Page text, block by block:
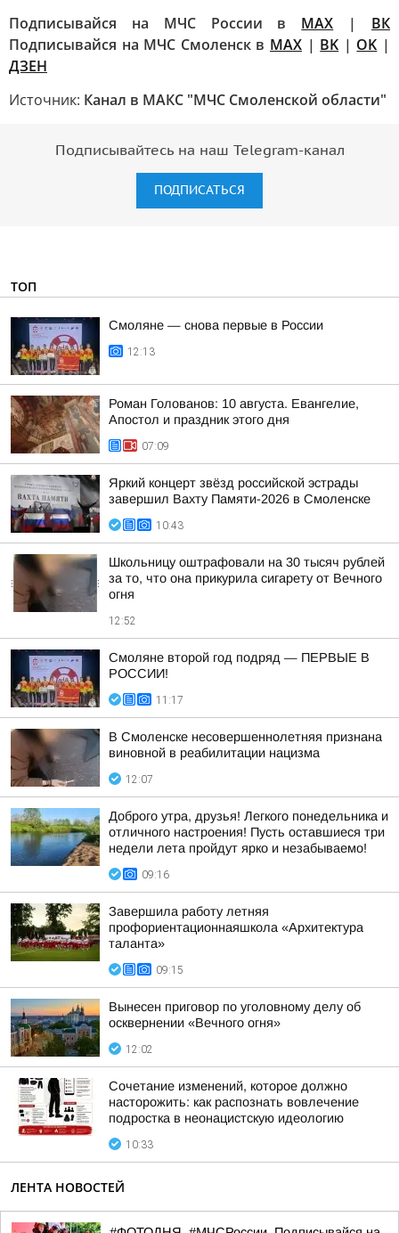
Подписывайся на МЧС России в MAX | ВК
Подписывайся на МЧС Смоленск в MAX | BK | OK |
ДЗЕН
Источник: Канал в МАКС "МЧС Смоленской области"
Подписывайтесь на наш Telegram-канал
ПОДПИСАТЬСЯ
ТОП
Смоляне — снова первые в России
12:13
Роман Голованов: 10 августа. Евангелие,
Апостол и праздник этого дня
07:09
Яркий концерт звёзд российской эстрады
завершил Вахту Памяти-2026 в Смоленске
10:43
Школьницу оштрафовали на 30 тысяч рублей
за то, что она прикурила сигарету от Вечного
огня
12:52
Смоляне второй год подряд — ПЕРВЫЕ В
РОССИИ!
11:17
В Смоленске несовершеннолетняя признана
виновной в реабилитации нацизма
12:07
Доброго утра, друзья! Легкого понедельника и
отличного настроения! Пусть оставшиеся три
недели лета пройдут ярко и незабываемо!
09:16
Завершила работу летняя
профориентационнаяшкола «Архитектура
таланта»
09:15
Вынесен приговор по уголовному делу об
осквернении «Вечного огня»
12:02
Сочетание изменений, которое должно
насторожить: как распознать вовлечение
подростка в неонацистскую идеологию
10:33
ЛЕНТА НОВОСТЕЙ